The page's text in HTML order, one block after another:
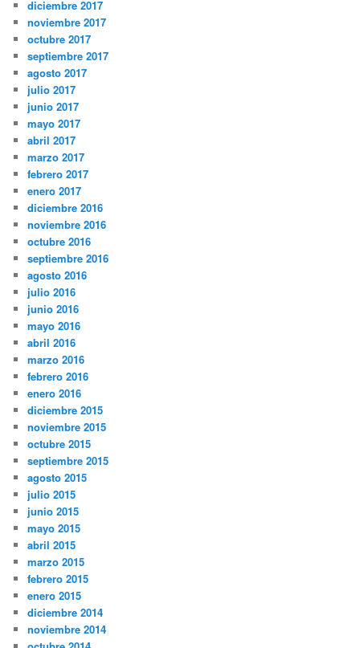
diciembre 2017
noviembre 2017
octubre 2017
septiembre 2017
agosto 2017
julio 2017
junio 2017
mayo 2017
abril 2017
marzo 2017
febrero 2017
enero 2017
diciembre 2016
noviembre 2016
octubre 2016
septiembre 2016
agosto 2016
julio 2016
junio 2016
mayo 2016
abril 2016
marzo 2016
febrero 2016
enero 2016
diciembre 2015
noviembre 2015
octubre 2015
septiembre 2015
agosto 2015
julio 2015
junio 2015
mayo 2015
abril 2015
marzo 2015
febrero 2015
enero 2015
diciembre 2014
noviembre 2014